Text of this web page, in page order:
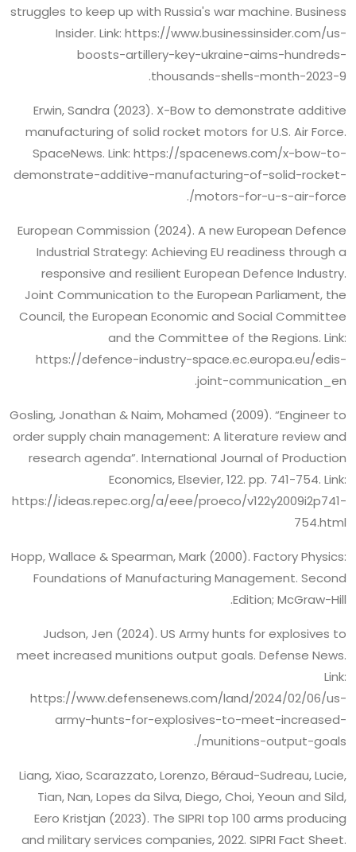
struggles to keep up with Russia's war machine. Business
Insider. Link: https://www.businessinsider.com/us-
boosts-artillery-key-ukraine-aims-hundreds-
thousands-shells-month-2023-9.
Erwin, Sandra (2023). X-Bow to demonstrate additive
manufacturing of solid rocket motors for U.S. Air Force.
SpaceNews. Link: https://spacenews.com/x-bow-to-
demonstrate-additive-manufacturing-of-solid-rocket-
motors-for-u-s-air-force/.
European Commission (2024). A new European Defence
Industrial Strategy: Achieving EU readiness through a
responsive and resilient European Defence Industry.
Joint Communication to the European Parliament, the
Council, the European Economic and Social Committee
and the Committee of the Regions. Link:
https://defence-industry-space.ec.europa.eu/edis-
joint-communication_en.
Gosling, Jonathan & Naim, Mohamed (2009). “Engineer to
order supply chain management: A literature review and
research agenda”. International Journal of Production
Economics, Elsevier, 122. pp. 741-754. Link:
https://ideas.repec.org/a/eee/proeco/v122y2009i2p741-
754.html
Hopp, Wallace & Spearman, Mark (2000). Factory Physics:
Foundations of Manufacturing Management. Second
Edition; McGraw-Hill.
Judson, Jen (2024). US Army hunts for explosives to
meet increased munitions output goals. Defense News.
Link:
https://www.defensenews.com/land/2024/02/06/us-
army-hunts-for-explosives-to-meet-increased-
munitions-output-goals/.
Liang, Xiao, Scarazzato, Lorenzo, Béraud-Sudreau, Lucie,
Tian, Nan, Lopes da Silva, Diego, Choi, Yeoun and Sild,
Eero Kristjan (2023). The SIPRI top 100 arms producing
and military services companies, 2022. SIPRI Fact Sheet.